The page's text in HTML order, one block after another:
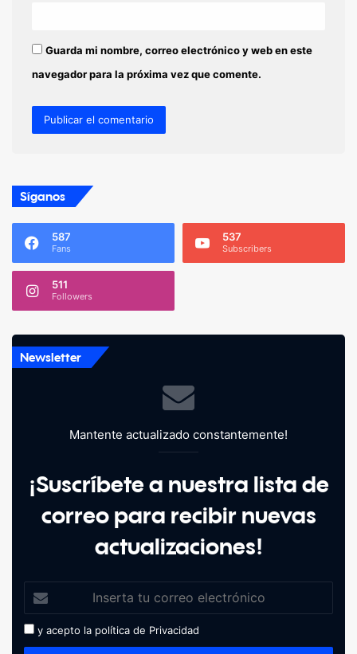
Guarda mi nombre, correo electrónico y web en este
navegador para la próxima vez que comente.
Síganos
587
Fans
537
Subscribers
511
Followers
Newsletter
Mantente actualizado constantemente!
¡Suscríbete a nuestra lista de
correo para recibir nuevas
actualizaciones!
y acepto la política de Privacidad